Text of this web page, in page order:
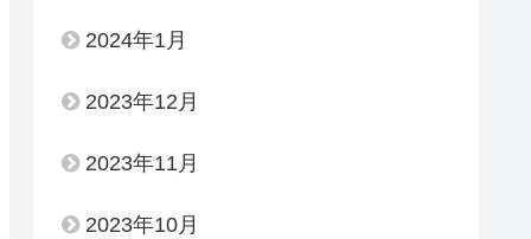
2024年1月
2023年12月
2023年11月
2023年10月